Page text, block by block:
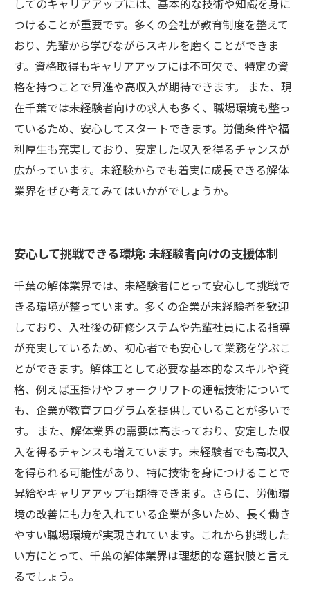
してのキャリアアップには、基本的な技術や知識を身に
つけることが重要です。多くの会社が教育制度を整えて
おり、先輩から学びながらスキルを磨くことができま
す。資格取得もキャリアアップには不可欠で、特定の資
格を持つことで昇進や高収入が期待できます。 また、現
在千葉では未経験者向けの求人も多く、職場環境も整っ
ているため、安心してスタートできます。労働条件や福
利厚生も充実しており、安定した収入を得るチャンスが
広がっています。未経験からでも着実に成長できる解体
業界をぜひ考えてみてはいかがでしょうか。
安心して挑戦できる環境: 未経験者向けの支援体制
千葉の解体業界では、未経験者にとって安心して挑戦で
きる環境が整っています。多くの企業が未経験者を歓迎
しており、入社後の研修システムや先輩社員による指導
が充実しているため、初心者でも安心して業務を学ぶこ
とができます。解体工として必要な基本的なスキルや資
格、例えば玉掛けやフォークリフトの運転技術について
も、企業が教育プログラムを提供していることが多いで
す。 また、解体業界の需要は高まっており、安定した収
入を得るチャンスも増えています。未経験者でも高収入
を得られる可能性があり、特に技術を身につけることで
昇給やキャリアアップも期待できます。さらに、労働環
境の改善にも力を入れている企業が多いため、長く働き
やすい職場環境が実現されています。これから挑戦した
い方にとって、千葉の解体業界は理想的な選択肢と言え
るでしょう。